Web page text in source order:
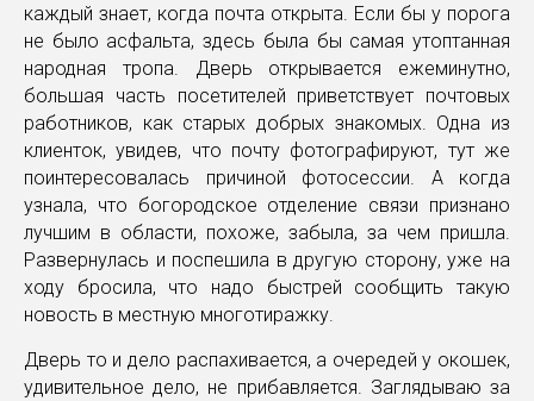
каждый знает, когда почта открыта. Если бы у порога
не было асфальта, здесь была бы самая утоптанная
народная тропа. Дверь открывается ежеминутно,
большая часть посетителей приветствует почтовых
работников, как старых добрых знакомых. Одна из
клиенток, увидев, что почту фотографируют, тут же
поинтересовалась причиной фотосессии. А когда
узнала, что богородское отделение связи признано
лучшим в области, похоже, забыла, за чем пришла.
Развернулась и поспешила в другую сторону, уже на
ходу бросила, что надо быстрей сообщить такую
новость в местную многотиражку.
Дверь то и дело распахивается, а очередей у окошек,
удивительное дело, не прибавляется. Заглядываю за